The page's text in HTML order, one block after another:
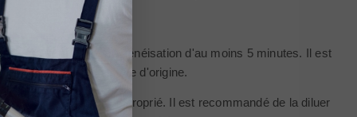
un temps d'homogénéisation d'au moins 5 minutes. Il est
la qualité de la peinture d'origine.
manchon poils rasapproprié. Il est recommandé de la diluer